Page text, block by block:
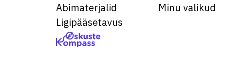
Abimaterjalid
Ligipääsetavus
Minu valikud